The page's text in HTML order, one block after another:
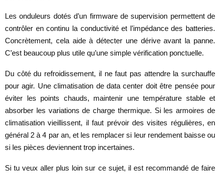
Les onduleurs dotés d’un firmware de supervision permettent de
contrôler en continu la conductivité et l’impédance des batteries.
Concrètement, cela aide à détecter une dérive avant la panne.
C’est beaucoup plus utile qu’une simple vérification ponctuelle.
Du côté du refroidissement, il ne faut pas attendre la surchauffe
pour agir. Une climatisation de data center doit être pensée pour
éviter les points chauds, maintenir une température stable et
absorber les variations de charge thermique. Si les armoires de
climatisation vieillissent, il faut prévoir des visites régulières, en
général 2 à 4 par an, et les remplacer si leur rendement baisse ou
si les pièces deviennent trop incertaines.
Si tu veux aller plus loin sur ce sujet, il est recommandé de faire